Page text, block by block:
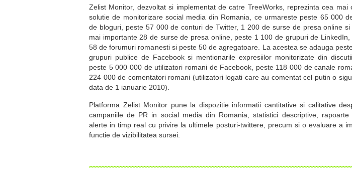
Zelist Monitor, dezvoltat si implementat de catre TreeWorks, reprezinta cea mai
solutie de monitorizare social media din Romania, ce urmareste peste 65 000
de bloguri, peste 57 000 de conturi de Twitter, 1 200 de surse de presa online
mai importante 28 de surse de presa online, peste 1 100 de grupuri de
58 de forumuri romanesti si peste 50 de agregatoare. La acestea se adauga
grupuri publice de Facebook si mentionarile expresiilor monitorizate din
peste 5 000 000 de utilizatori romani de Facebook, peste 118 000 de canale
224 000 de comentatori romani (utilizatori logati care au comentat cel putin o
data de 1 ianuarie 2010).
Platforma Zelist Monitor pune la dispozitie informatii cantitative si calitative
campaniile de PR in social media din Romania, statistici descriptive, rapoarte
alerte in timp real cu privire la ultimele posturi-twittere, precum si o evaluare a
functie de vizibilitatea sursei.